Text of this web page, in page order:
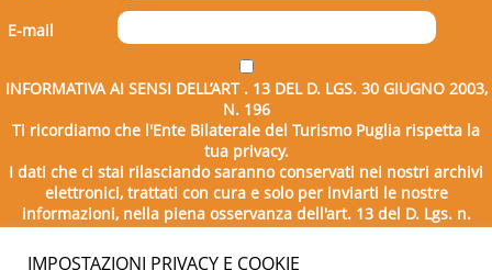
E-mail
INFORMATIVA AI SENSI DELL’ART . 13 DEL D. LGS. 30 GIUGNO 2003,
N. 196
Ti ricordiamo che l'Ente Bilaterale del Turismo Puglia rispetta la
tua privacy.
I dati che ci stai rilasciando saranno conservati nei nostri archivi
elettronici, trattati con cura e solo per inviarti le nostre
informazioni, nella piena osservanza dell'art. 13 del D. Lgs. n.
196/2003.
IMPOSTAZIONI PRIVACY E COOKIE